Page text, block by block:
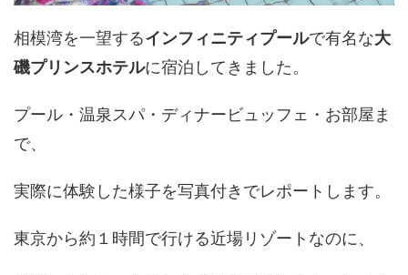
相模湾を一望するインフィニティプールで有名な大
磯プリンスホテルに宿泊してきました。
プール・温泉スパ・ディナービュッフェ・お部屋ま
で、
実際に体験した様子を写真付きでレポートします。
東京から約１時間で行ける近場リゾートなのに、